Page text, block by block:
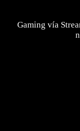
Gaming vía